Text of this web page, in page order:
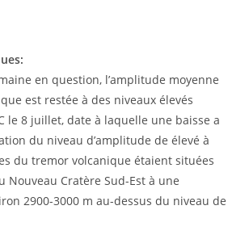
en question, l’amplitude moyenne
est restée à des niveaux élevés
le 8 juillet, date à laquelle une baisse a
du niveau d’amplitude de élevé à
du tremor volcanique étaient situées
Nouveau Cratère Sud-Est à une
2900-3000 m au-dessus du niveau de